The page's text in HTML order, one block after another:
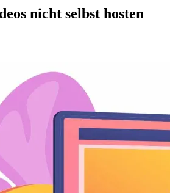
nicht selbst hosten